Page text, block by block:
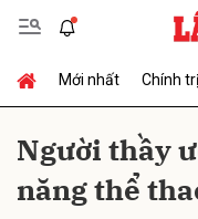
Mới nhất Chính trị
Người thầy
năng thể
Gửi bình luận